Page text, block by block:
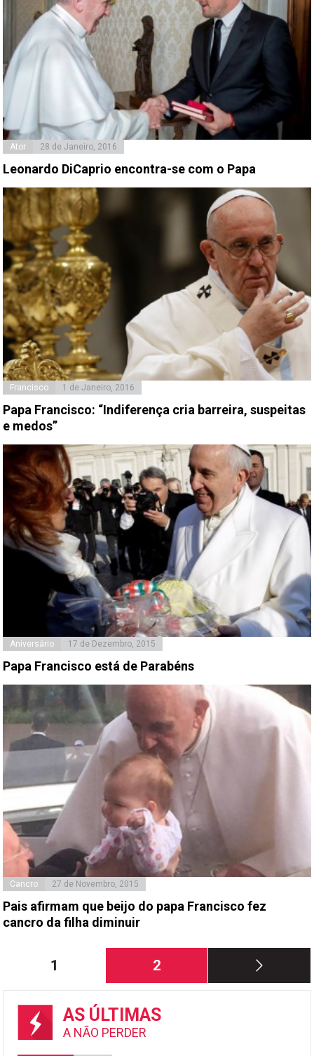
Ator 28 de Janeiro, 2016
Leonardo DiCaprio encontra-se com o Papa
Francisco 1 de Janeiro, 2016
​Papa Francisco: “Indiferença cria barreira, suspeitas
e medos”
Aniversário 17 de Dezembro, 2015
Papa Francisco está de Parabéns
Cancro 27 de Novembro, 2015
Pais afirmam que beijo do papa Francisco fez
cancro da filha diminuir
Paginação
conteúdos
Página
1 Página
2
AS ÚLTIMAS
A NÃO PERDER